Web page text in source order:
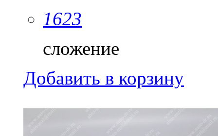
1623
сложение
Добавить в корзину